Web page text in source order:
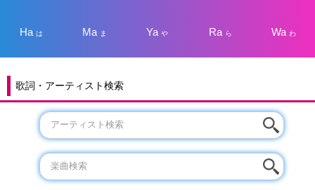
Haは Ma ま Yaや Ra ら Wa わ
歌詞・アーティスト検索